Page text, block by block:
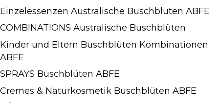
Einzelessenzen Australische Buschblüten ABFE
COMBINATIONS Australische Buschblüten
Kinder und Eltern Buschblüten Kombinationen
ABFE
SPRAYS Buschblüten ABFE
Cremes & Naturkosmetik Buschblüten ABFE